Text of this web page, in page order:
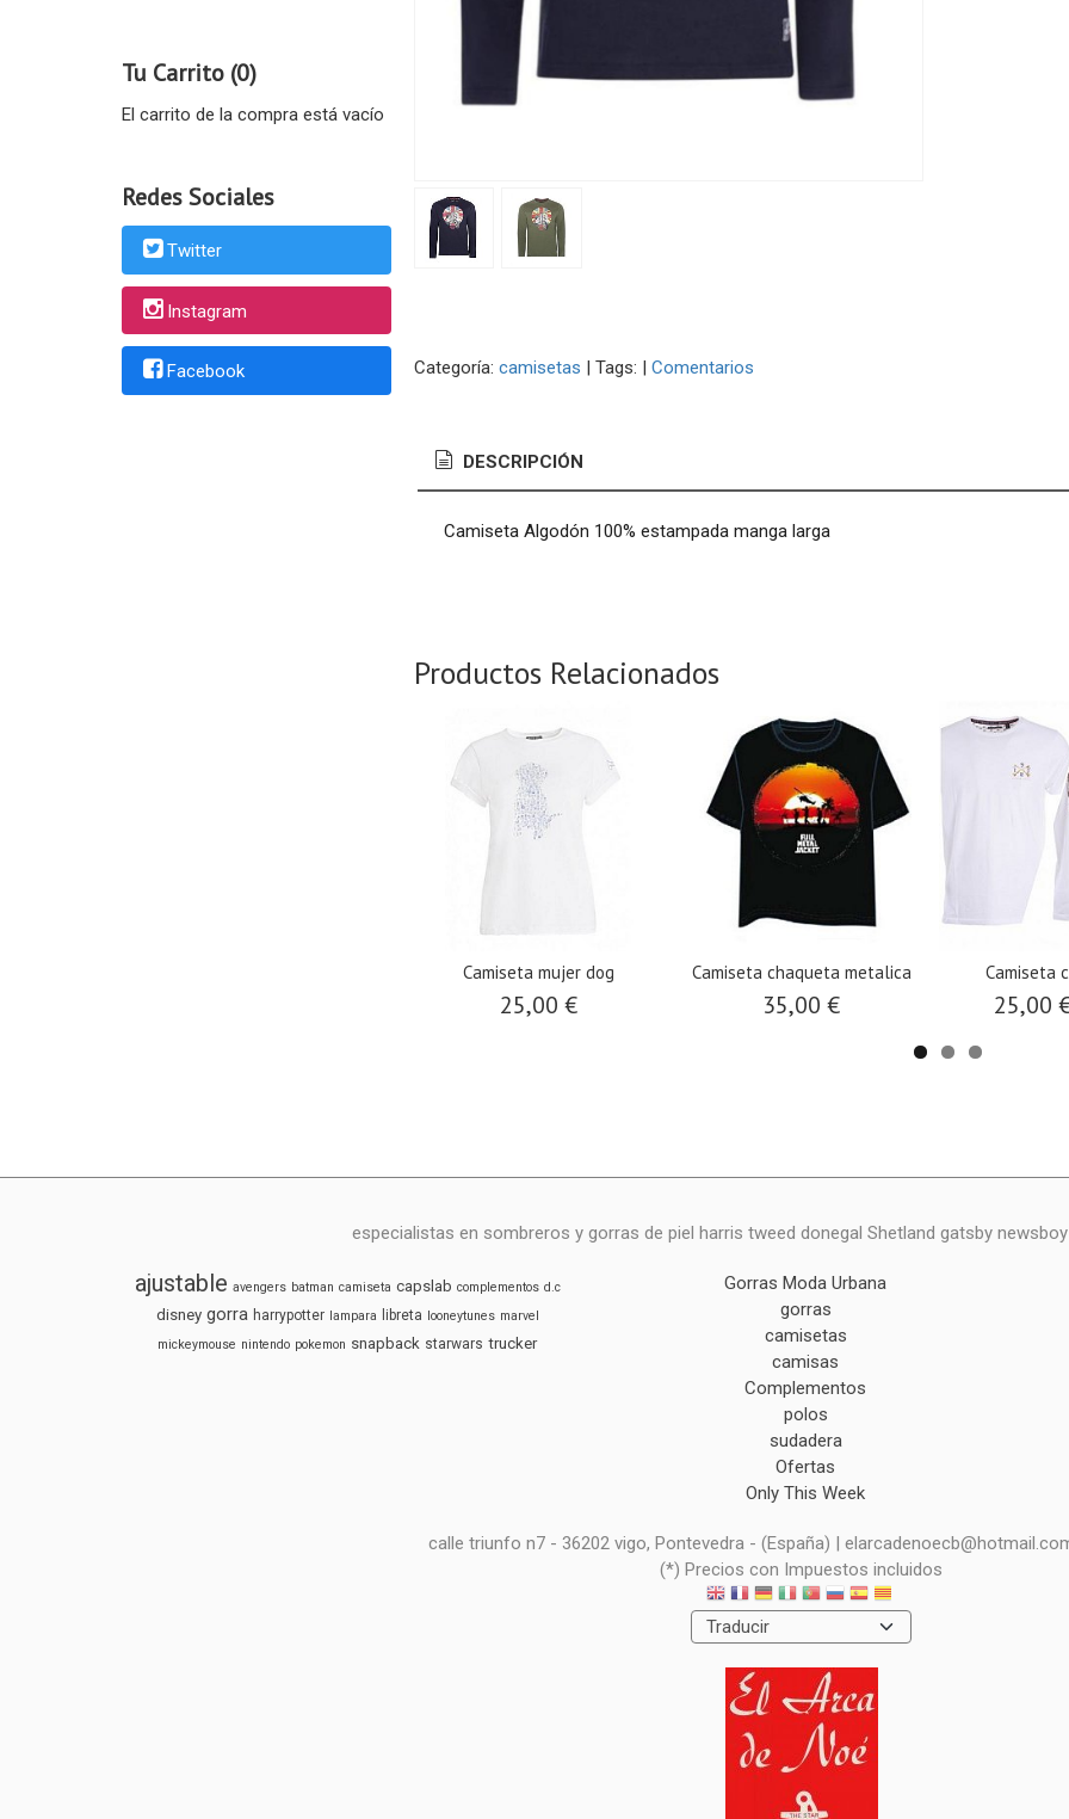
Tu Carrito (0)
El carrito de la compra está vacío
Redes Sociales
Twitter
Instagram
Facebook Categoría: camisetas | Tags: | Comentarios
DESCRIPCIÓN
Camiseta Algodón 100% estampada manga larga
Productos Relacionados
Camiseta mujer dog
25,00 €
Camiseta chaqueta metalica
35,00 €
Camiseta
25,00
especialistas en sombreros y gorras de piel harris tweed donegal Shetland gatsby
ajustable avengers batman camiseta capslab complementos d.c
disney gorra harrypotter lampara libreta looneytunes marvel
mickeymouse nintendo pokemon snapback starwars trucker
Gorras Moda Urbana
gorras
camisetas
camisas
Complementos
polos
sudadera
Ofertas
Only This Week
calle triunfo n7 - 36202 vigo, Pontevedra - (España) |
(*) Precios con Impuestos incluidos